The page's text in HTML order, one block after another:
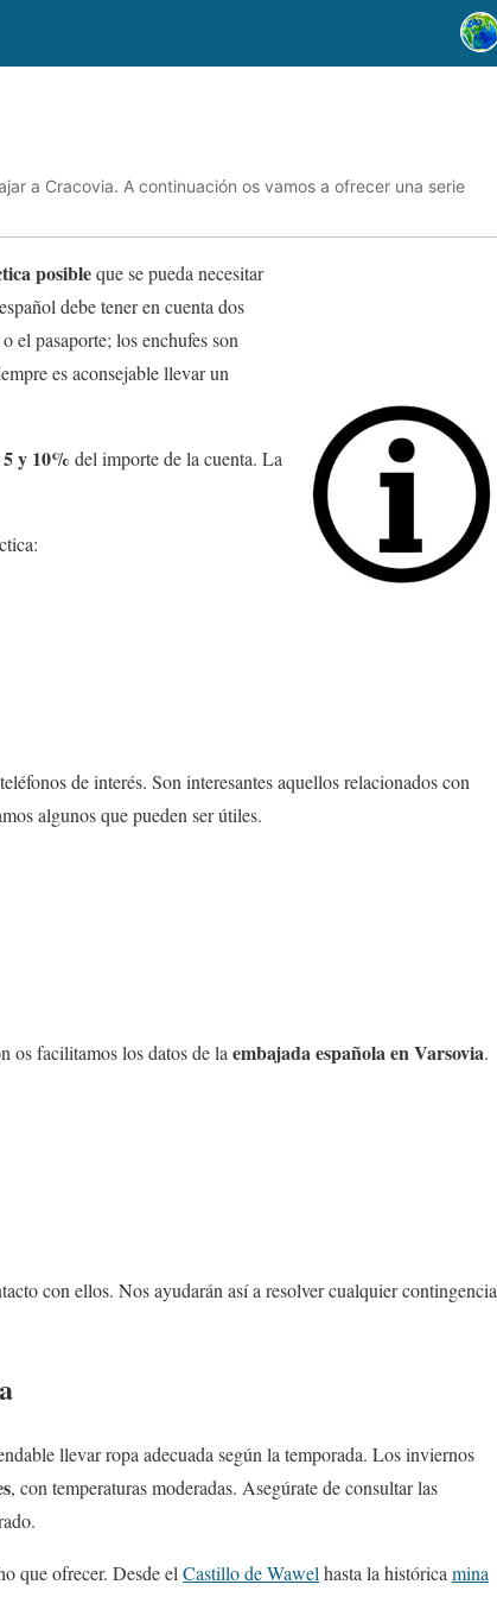
a Cracovia. A continuación os vamos a ofrecer una serie
posibleque se pueda necesitar
debe tener en cuenta dos
el pasaporte; los enchufes son
es aconsejable llevar un
y 10% del importe de la cuenta. La
de interés. Son interesantes aquellos relacionados con
algunos que pueden ser útiles.
os facilitamos los datos de la embajada española en Varsovia.
con ellos. Nos ayudarán así a resolver cualquier contingencia
llevar ropa adecuada según la temporada. Los inviernos
, con temperaturas moderadas. Asegúrate de consultar las
que ofrecer. Desde el Castillo de Wawel hasta la histórica mina